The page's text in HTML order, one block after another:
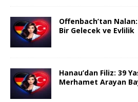
Offenbach’tan
Bir Gelecek ve Evlilik
Hanau’dan Filiz: 39
Merhamet Arayan